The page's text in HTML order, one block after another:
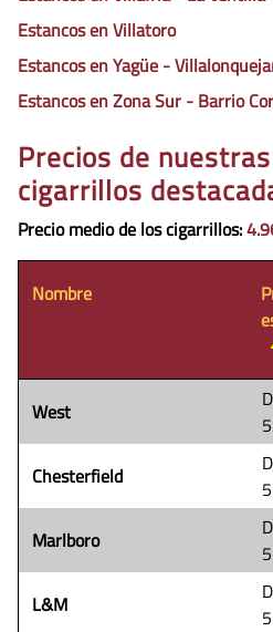
Estancos en Villatoro
Estancos en Yagüe -
Estancos en Zona Sur - Barrio
Precios de
cigarrillos
Precio medio de los cigarrillos:
Nombre
West
Chesterfield
Marlboro
L&M